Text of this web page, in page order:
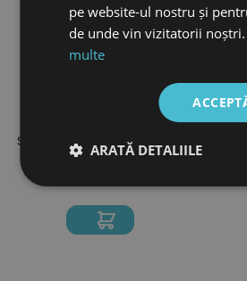
Sanda Sunrise Cinnemon
pe website-ul nostru și
de unde vin vizitatorii
multe
ARATĂ DETALIILE